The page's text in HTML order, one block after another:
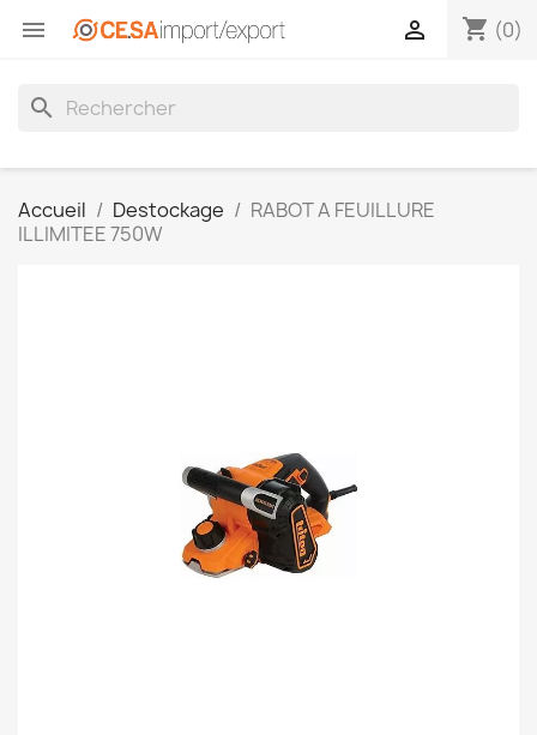
 shopping_cart (0)

search
Accueil Destockage
RABOT A FEUILLURE
ILLIMITEE 750W